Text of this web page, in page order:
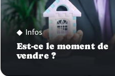
Infos
Est-ce le moment de
vendre ?